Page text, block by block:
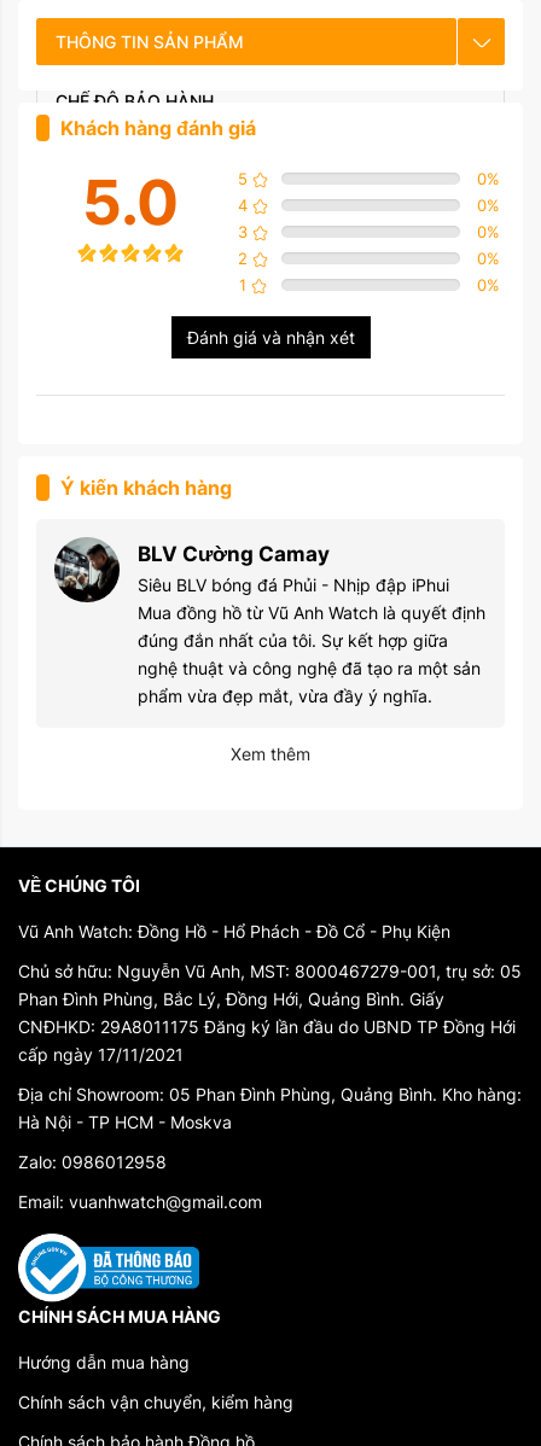
THÔNG TIN SẢN PHẨM
CHẾ ĐỘ BẢO HÀNH
Khách hàng đánh giá
5.0 5 0%
4
0%
3
0%
2
0%
1
0%
Đánh giá và nhận xét
Ý kiến khách hàng
BLV Cường Camay
Siêu BLV bóng đá Phủi - Nhịp đập iPhui
Mua đồng hồ từ Vũ Anh Watch là quyết định
đúng đắn nhất của tôi. Sự kết hợp giữa
nghệ thuật và công nghệ đã tạo ra một sản
phẩm vừa đẹp mắt, vừa đầy ý nghĩa.
Xem thêm
VỀ CHÚNG TÔI
Vũ Anh Watch: Đồng Hồ - Hổ Phách - Đồ Cổ - Phụ Kiện
Chủ sở hữu: Nguyễn Vũ Anh, MST: 8000467279-001, trụ sở: 05
Phan Đình Phùng, Bắc Lý, Đồng Hới, Quảng Bình. Giấy
CNĐHKD: 29A8011175 Đăng ký lần đầu do UBND TP Đồng Hới
cấp ngày 17/11/2021
Địa chỉ Showroom: 05 Phan Đình Phùng, Quảng Bình. Kho hàng:
Hà Nội - TP HCM - Moskva
Zalo: 0986012958
Email: vuanhwatch@gmail.com
CHÍNH SÁCH MUA HÀNG
Hướng dẫn mua hàng
Chính sách vận chuyển, kiểm hàng
Chính sách bảo hành Đồng hồ